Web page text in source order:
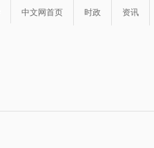
中文网首页 时政 资讯